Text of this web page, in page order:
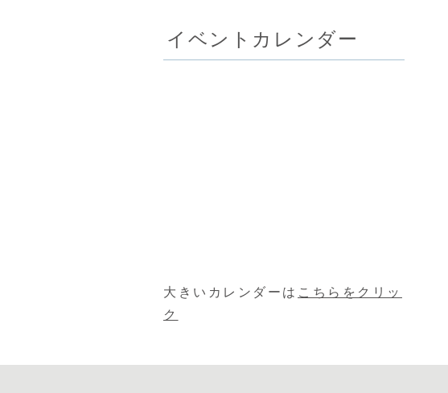
イベントカレンダー
大きいカレンダーは こちらをクリッ
ク